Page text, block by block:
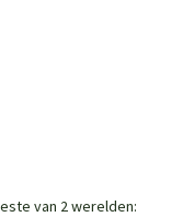
van 2 werelden: